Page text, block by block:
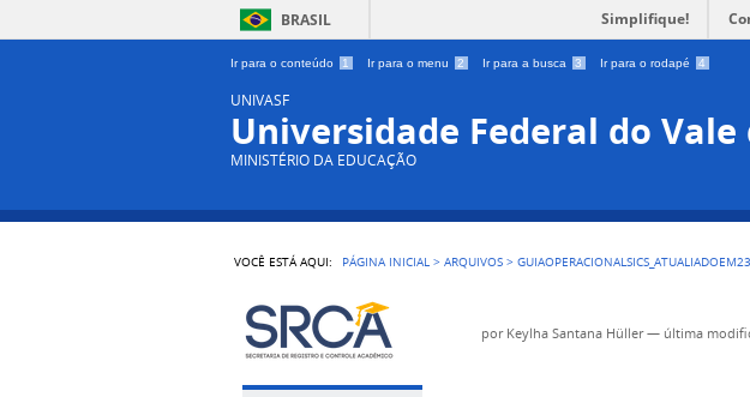
BRASIL Simplifique!
Ir para o conteúdo 1 Ir para o menu 2 Ir para a busca 3 Ir para o rodapé 4
UNIVASF
Universidade Federal do Vale
MINISTÉRIO DA EDUCAÇÃO
VOCÊ ESTÁ AQUI: PÁGINA INICIAL >ARQUIVOS >
por Keylha Santana Hüller— última